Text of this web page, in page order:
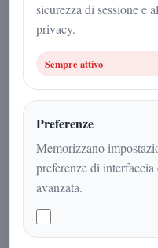
Il consenso
sicurezza di sessione e
privacy.
Sempre attivo
Preferenze
Memorizzano
preferenze di
avanzata.